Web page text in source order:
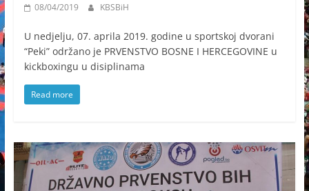
08/04/2019 KBSBiH
U nedjelju, 07. aprila 2019. godine u sportskoj dvorani
“Peki” održano je PRVENSTVO BOSNE I HERCEGOVINE u
kickboxingu u disiplinama
Read more